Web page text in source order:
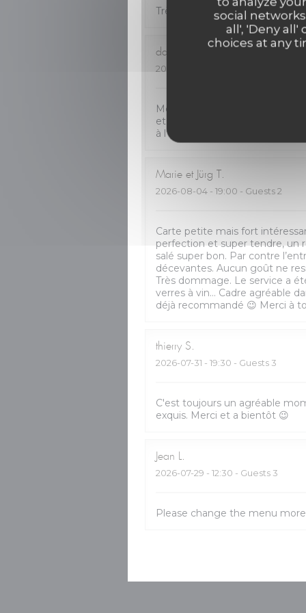
social
all', 'Deny all'
choices at any
Très bon accueil. Cuisine de
dawn
2026-08-05
Mon restaurant favori à St
et la service et excellent. La
à l’équipe !
Marie et Jürg
2026-08-04 - 19:00 - Guests 2
Carte petite mais fort
perfection et super tendre, un
salé super bon. Par contre
décevantes. Aucun goût ne
Très dommage. Le service a
verres à vin… Cadre agréable
déjà recommandé 😉 Merci à
thierry S
2026-07-31 - 19:30 - Guests 3
C'est toujours un agréable
exquis. Merci et a bientôt 😉
Jean L
2026-07-29 - 12:30 - Guests 3
Please change the menu